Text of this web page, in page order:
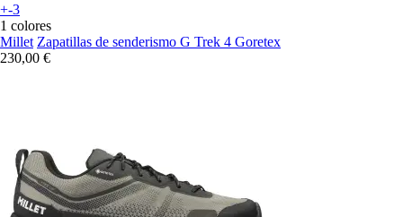
+-3
1 colores
Millet Zapatillas de senderismo G Trek 4 Goretex
230,00 €